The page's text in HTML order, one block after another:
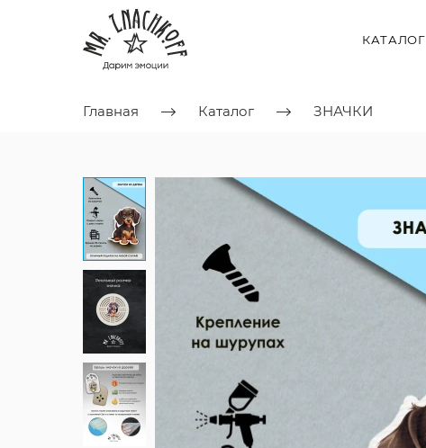
КАТАЛОГ
Главная Каталог ЗНАЧКИ